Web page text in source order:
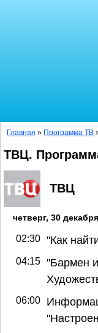
Главная » Программа ТВ
ТВЦ.
ТВЦ
четверг, 30
02:30 "Как
04:15 "Бармен
06:00